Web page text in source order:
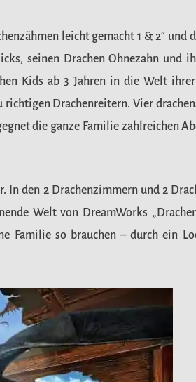
leicht gemacht 1 & 2“ und
seinen Drachen Ohnezahn und
Kids ab 3 Jahren in die Welt
richtigen Drachenreitern. Vier
die ganze Familie zahlreichen
In den 2 Drachenzimmern und 2
Welt von DreamWorks
Familie so brauchen – durch ein